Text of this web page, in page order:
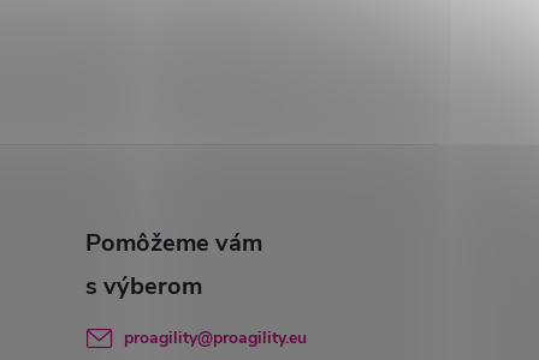
proagility@proagility.eu